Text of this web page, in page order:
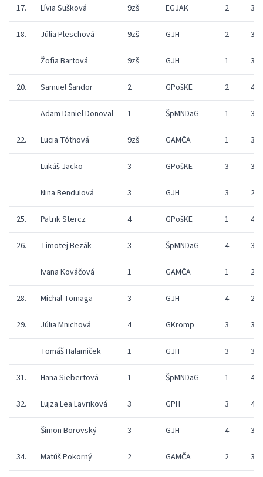
17. Lívia Sušková 9zš EGJAK 2 33
18. Júlia Pleschová 9zš GJH 2 36
Žofia Bartová 9zš GJH 1 34
20. Samuel Šandor 2 GPošKE 2 45
Adam Daniel Donoval 1 ŠpMNDaG 1 35
22. Lucia Tóthová 9zš GAMČA 1 33
Lukáš Jacko 3 GPošKE 3 30
Nina Bendulová 3 GJH 3 28
25. Patrik Stercz 4 GPošKE 1 45
26. Timotej Bezák 3 ŠpMNDaG 4 33
Ivana Kováčová 1 GAMČA 1 25
28. Michal Tomaga 3 GJH 4 27
29. Júlia Mnichová 4 GKromp 3 34
Tomáš Halamiček 1 GJH 3 32
31. Hana Siebertová 1 ŠpMNDaG 1 49
32. Lujza Lea Lavriková 3 GPH 3 48
Šimon Borovský 3 GJH 4 34
34. Matúš Pokorný 2 GAMČA 2 33